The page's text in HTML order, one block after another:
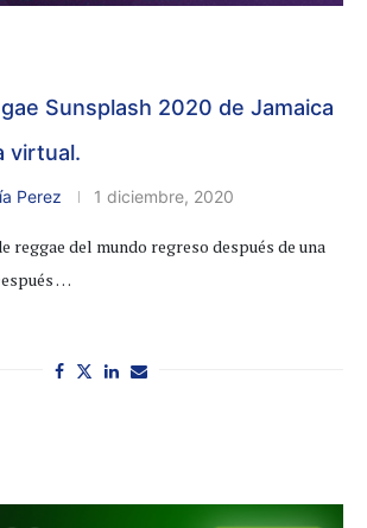
Sunsplash 2020 de Jamaica
virtual.
Perez 1 diciembre, 2020
reggae del mundo regreso después de una
…